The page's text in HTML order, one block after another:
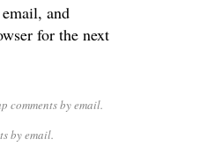
and
for the next
comments by email.
by email.